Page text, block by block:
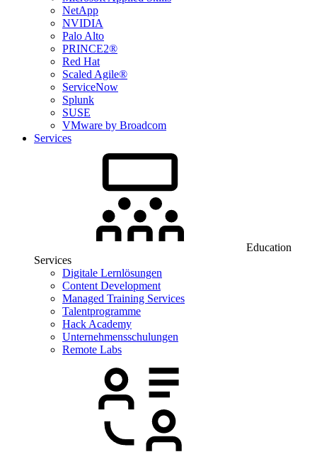
NetApp
NVIDIA
Palo Alto
PRINCE2®
Red Hat
Scaled Agile®
ServiceNow
Splunk
SUSE
VMware by Broadcom
Services
Education
Services
Digitale Lernlösungen
Content Development
Managed Training Services
Talentprogramme
Hack Academy
Unternehmensschulungen
Remote Labs